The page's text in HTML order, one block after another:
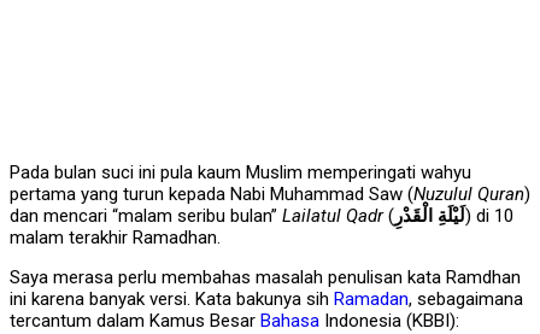
Pada bulan suci ini pula kaum Muslim memperingati wahyu
pertama yang turun kepada Nabi Muhammad Saw (Nuzulul Quran)
dan mencari “malam seribu bulan” Lailatul Qadr( لَيْلَةِ الْقَدْرِ) di 10
malam terakhir Ramadhan.
Saya merasa perlu membahas masalah penulisan kata Ramdhan
ini karena banyak versi. Kata bakunya sih Ramadan, sebagaimana
tercantum dalam Kamus Besar Bahasa Indonesia (KBBI):